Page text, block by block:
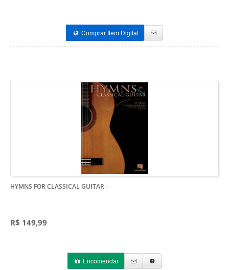
Comprar Item Digital
HYMNS FOR CLASSICAL GUITAR-
R$ 149,99
Encomendar